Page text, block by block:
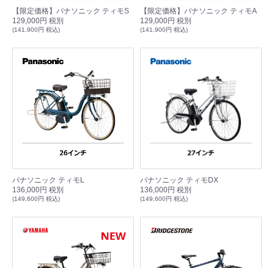
【限定価格】パナソニック ティモS
129,000円 税別
(141,900円 税込)
【限定価格】パナソニック ティモA
129,000円 税別
(141,900円 税込)
パナソニック ティモL
136,000円 税別
(149,600円 税込)
パナソニック ティモDX
136,000円 税別
(149,600円 税込)